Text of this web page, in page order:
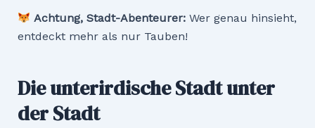
Achtung, Stadt-Abenteurer:Wer genau hinsieht,
entdeckt mehr als nur Tauben!
Die unterirdische Stadt unter
der Stadt